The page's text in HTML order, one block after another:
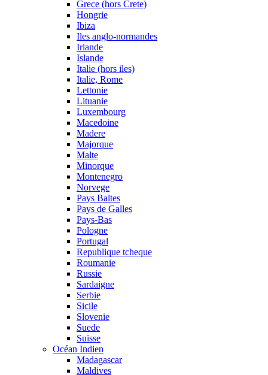
Grece (hors Crete)
Hongrie
Ibiza
Iles anglo-normandes
Irlande
Islande
Italie (hors iles)
Italie, Rome
Lettonie
Lituanie
Luxembourg
Macedoine
Madere
Majorque
Malte
Minorque
Montenegro
Norvege
Pays Baltes
Pays de Galles
Pays-Bas
Pologne
Portugal
Republique tcheque
Roumanie
Russie
Sardaigne
Serbie
Sicile
Slovenie
Suede
Suisse
Océan Indien
Madagascar
Maldives